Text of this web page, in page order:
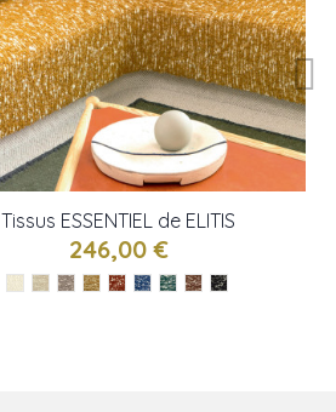
Tissus ESSENTIEL de ELITIS
246,00 €